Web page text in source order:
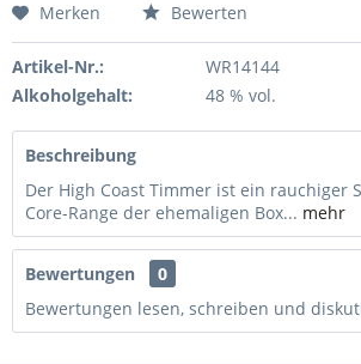
Merken Bewerten
Artikel-Nr.:
WR14144
Alkoholgehalt:
48 % vol.
Beschreibung
Der High Coast Timmer ist ein rauchiger
Core-Range der ehemaligen Box... mehr
Bewertungen
0
Bewertungen lesen, schreiben und